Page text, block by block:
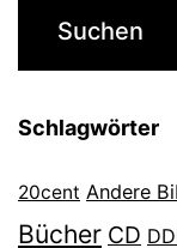
Schlagwörter
20cent Andere
Bücher CD